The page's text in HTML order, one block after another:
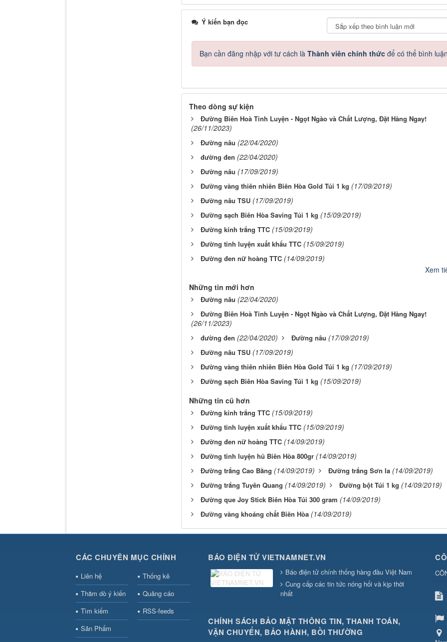
Ý kiến bạn đọc
Bạn cần đăng nhập với tư cách là Thành viên chính thứcđể có thể bình
Theo dòng sự kiện
Đường Biên Hoà Tinh Luyện - Ngọt Ngào và Chất Lượng, Đặt Hàng Ngay!
(26/11/2023)
Đường nâu (22/04/2020)
đường đen (22/04/2020)
Đường nâu (17/09/2019)
Đường vàng thiên nhiên Biên Hòa Gold Túi 1 kg (17/09/2019)
Đường nâu TSU (17/09/2019)
Đường sạch Biên Hòa Saving Túi 1 kg (15/09/2019)
Đường kính trắng TTC (15/09/2019)
Đường tinh luyện xuất khẩu TTC (15/09/2019)
Đường đen nữ hoàng TTC (14/09/2019)
Xem
Những tin mới hơn
Đường nâu (22/04/2020)
Đường Biên Hoà Tinh Luyện - Ngọt Ngào và Chất Lượng, Đặt Hàng Ngay!
(26/11/2023)
đường đen (22/04/2020) Đường nâu (17/09/2019)
Đường nâu TSU (17/09/2019)
Đường vàng thiên nhiên Biên Hòa Gold Túi 1 kg (17/09/2019)
Đường sạch Biên Hòa Saving Túi 1 kg (15/09/2019)
Những tin cũ hơn
Đường kính trắng TTC (15/09/2019)
Đường tinh luyện xuất khẩu TTC (15/09/2019)
Đường đen nữ hoàng TTC (14/09/2019)
Đường tinh luyện hũ Biên Hòa 800gr (14/09/2019)
Đường trắng Cao Bằng (14/09/2019) Đường trắng Sơn la (14/09/2019)
Đường trắng Tuyên Quang (14/09/2019) Đường bột Túi 1 kg (14/09/2019)
Đường que Joy Stick Biên Hòa Túi 300 gram (14/09/2019)
Đường vàng khoáng chất Biên Hòa (14/09/2019)
CÁC CHUYÊN MỤC CHÍNH
Liên hệ
Thống kê
Thăm dò ý kiến
Quảng cáo
Tìm kiếm
RSS-feeds
Sản Phẩm
BÁO ĐIỆN TỬ VIETNAMNET.VN
Báo điện tử chính thống hàng đầu Việt Nam
Cung cấp các tin tức nóng hổi và kịp thời
nhất
CHÍNH SÁCH BẢO MẬT THÔNG TIN, THANH TOÁN,
VẬN CHUYỂN, BẢO HÀNH, BỒI THƯỜNG